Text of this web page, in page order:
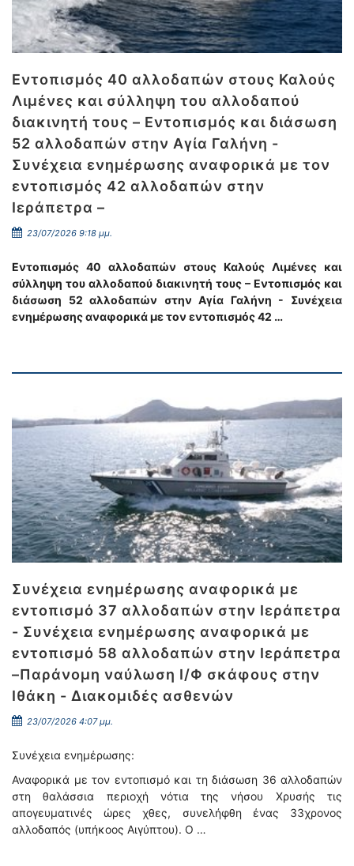
Εντοπισμός 40 αλλοδαπών στους Καλούς
Λιμένες και σύλληψη του αλλοδαπού
διακινητή τους – Εντοπισμός και διάσωση
52 αλλοδαπών στην Αγία Γαλήνη -
Συνέχεια ενημέρωσης αναφορικά με τον
εντοπισμός 42 αλλοδαπών στην
Ιεράπετρα –
23/07/2026 9:18 μμ.
Εντοπισμός 40 αλλοδαπών στους Καλούς Λιμένες και
σύλληψη του αλλοδαπού διακινητή τους – Εντοπισμός και
διάσωση 52 αλλοδαπών στην Αγία Γαλήνη - Συνέχεια
ενημέρωσης αναφορικά με τον εντοπισμός 42 …
Συνέχεια ενημέρωσης αναφορικά με
εντοπισμό 37 αλλοδαπών στην Ιεράπετρα
- Συνέχεια ενημέρωσης αναφορικά με
εντοπισμό 58 αλλοδαπών στην Ιεράπετρα
–Παράνομη ναύλωση Ι/Φ σκάφους στην
Ιθάκη - Διακομιδές ασθενών
23/07/2026 4:07 μμ.
Συνέχεια ενημέρωσης:
Αναφορικά με τον εντοπισμό και τη διάσωση 36 αλλοδαπών
στη θαλάσσια περιοχή νότια της νήσου Χρυσής τις
απογευματινές ώρες χθες, συνελήφθη ένας 33χρονος
αλλοδαπός (υπήκοος Αιγύπτου). Ο …